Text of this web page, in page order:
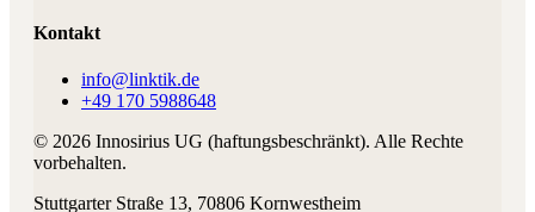
Kontakt
info@linktik.de
+49 170 5988648
© 2026 Innosirius UG (haftungsbeschränkt). Alle Rechte
vorbehalten.
Stuttgarter Straße 13, 70806 Kornwestheim